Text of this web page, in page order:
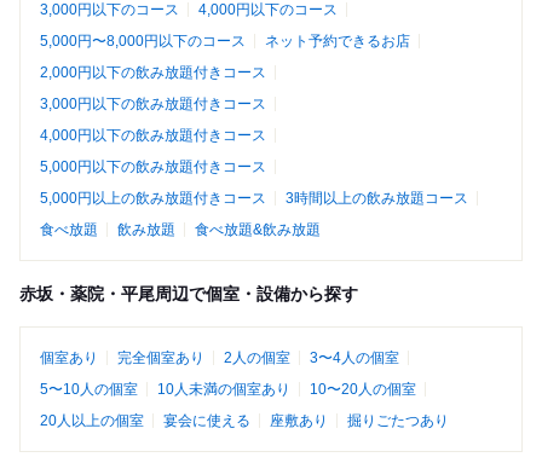
3,000円以下のコース
4,000円以下のコース
5,000円〜8,000円以下のコース
ネット予約できるお店
2,000円以下の飲み放題付きコース
3,000円以下の飲み放題付きコース
4,000円以下の飲み放題付きコース
5,000円以下の飲み放題付きコース
5,000円以上の飲み放題付きコース
3時間以上の飲み放題コース
食べ放題
飲み放題 食べ放題&飲み放題
赤坂・薬院・平尾周辺で個室・設備から探す
個室あり 完全個室あり 2人の個室
3〜4人の個室
5〜10人の個室
10人未満の個室あり
10〜20人の個室
20人以上の個室
宴会に使える 座敷あり 掘りごたつあり